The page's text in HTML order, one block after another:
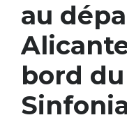
au
bord